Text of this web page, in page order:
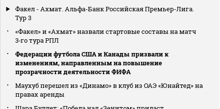
Факел - Ахмат. Альфа-Банк Российская Премьер-Лига.
Тур 3
«Факел» и «Ахмат» назвали стартовые составы на матч
3‑го тура РПЛ
Федерации футбола США и Канады призвали к
изменениям, направленным на повышение
прозрачности деятельности ФИФА
Маухуб перешел из «Динамо» в клуб из ОАЭ «Юнайтед» на
правах аренды